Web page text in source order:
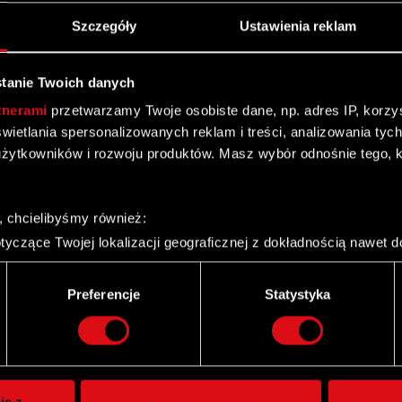
Szczegóły Ustawienia reklam
Twoich danych
przetwarzamy Twoje osobiste dane, np. adres IP,
spersonalizowanych reklam i treści, analizowania
i rozwoju produktów. Masz wybór odnośnie tego,
chcielibyśmy również:
Twojej lokalizacji geograficznej z dokładnością nawet
urządzenie, aktywnie analizując charakteryzującego je zbiory
tego, jak Twoje osobiste dane są przetwarzane oraz ustaw
cookie możesz zmienić lub wycofać swoją zgodę w
do spersonalizowania treści i reklam, aby oferować funkcje
Preferencje Statystyka